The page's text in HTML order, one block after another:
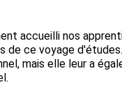
accueilli nos
de ce voyage
mais elle leur a